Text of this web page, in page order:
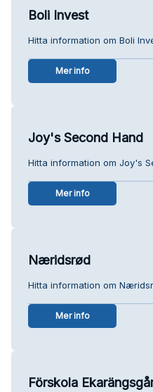
Boli Invest
Hitta information om Boli
Mer info
Joy's Second Hand
Hitta information om Joy's
Mer info
Næridsrød
Hitta information om
Mer info
Förskola